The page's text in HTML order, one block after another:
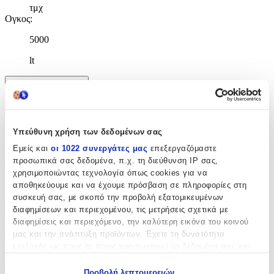
Υπεύθυνη χρήση των δεδομένων σας
Εμείς και οι 1022 συνεργάτες μας επεξεργαζόμαστε
προσωπικά σας δεδομένα, π.χ. τη διεύθυνση IP σας,
χρησιμοποιώντας τεχνολογία όπως cookies για να
αποθηκεύουμε και να έχουμε πρόσβαση σε πληροφορίες στη
συσκευή σας, με σκοπό την προβολή εξατομικευμένων
διαφημίσεων και περιεχομένου, τις μετρήσεις σχετικά με
διαφημίσεις και περιεχόμενο, την καλύτερη εικόνα του κοινού
μας και την ανάπτυξη προϊόντων. Έχετε τη δυνατότητα
τμχ
Ογκος:
5000
lt
Χαρακτηριστικά
+
Χαρακτηριστικά
Κατασκευαστής:
OEM
Επαγγελματικά Καθαριστικά Επιφανειών
Χρήση:
Δαπέδων